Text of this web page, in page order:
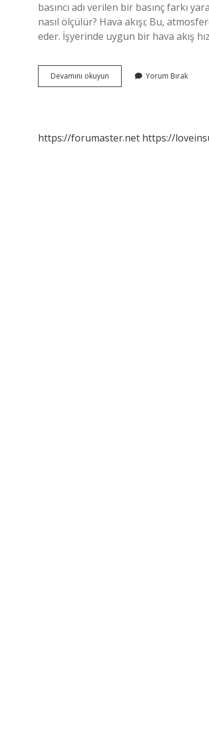
basıncı adı verilen bir basınç farkı
nasıl ölçülür? Hava akışı; Bu,
eder. İşyerinde uygun bir hava akış
Devamını okuyun
Akış
Yorum Bırak
https://forumaster.net https://